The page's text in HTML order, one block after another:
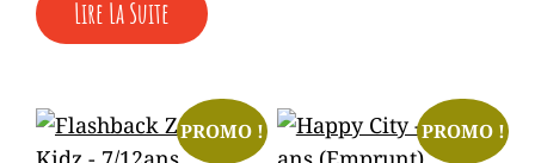
était :
85,00 €.
est :
0,00 €.
Lire La Suite
PROMO ! PROMO !